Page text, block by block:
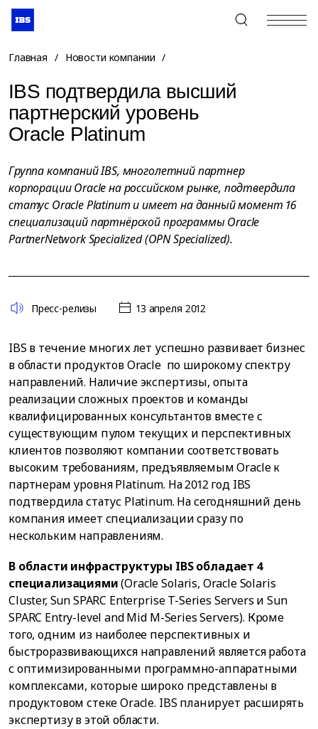
+7 (495) 967-80-80
Главная / Новости компании /
IBS подтвердила высший
партнерский уровень
Oracle Platinum
Группа компаний IBS, многолетний партнер
корпорации Oracle на российском рынке, подтвердила
статус Oracle Platinum и имеет на данный момент 16
специализаций партнёрской программы Oracle
PartnerNetwork Specialized (OPN Specialized).
Пресс-релизы 13 апреля 2012
IBS в течение многих лет успешно развивает бизнес
в области продуктов Oracle по широкому спектру
направлений. Наличие экспертизы, опыта
реализации сложных проектов и команды
квалифицированных консультантов вместе с
существующим пулом текущих и перспективных
клиентов позволяют компании соответствовать
высоким требованиям, предъявляемым Oracle к
партнерам уровня Platinum. На 2012 год IBS
подтвердила статус Platinum. На сегодняшний день
компания имеет специализации сразу по
нескольким направлениям.
В области инфраструктуры IBS обладает 4
специализациями(Oracle Solaris, Oracle Solaris
Cluster, Sun SPARC Enterprise T-Series Servers и Sun
SPARC Entry-level and Mid M-Series Servers). Кроме
того, одним из наиболее перспективных и
быстроразвивающихся направлений является работа
с оптимизированными программно-аппаратными
комплексами, которые широко представлены в
продуктовом стеке Oracle. IBS планирует расширять
экспертизу в этой области.